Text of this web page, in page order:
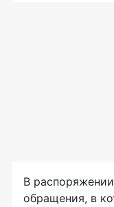
В
обращения, в